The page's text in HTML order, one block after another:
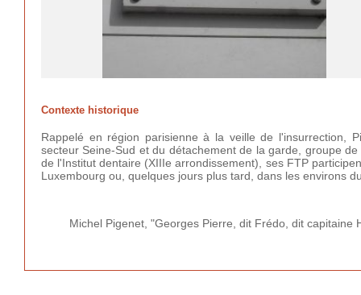
Contexte historique
Rappelé en région parisienne à la veille de l'insurrection,
secteur Seine-Sud et du détachement de la garde, groupe
de l'Institut dentaire (XIIIe arrondissement), ses FTP
Luxembourg ou, quelques jours plus tard, dans les environs
Michel Pigenet, "Georges Pierre, dit Frédo, dit